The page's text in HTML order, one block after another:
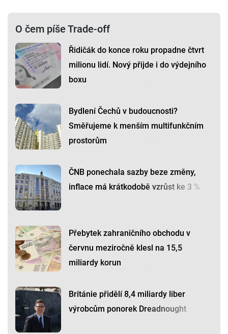
O čem píše Trade-off
Řidičák do konce roku propadne čtvrt
milionu lidí. Nový přijde i do výdejního
boxu
Bydlení Čechů v budoucnosti?
Směřujeme k menším multifunkčním
prostorům
ČNB ponechala sazby beze změny,
inflace má krátkodobě vzrůst ke 3 %
Přebytek zahraničního obchodu v
červnu meziročně klesl na 15,5
miliardy korun
Británie přidělí 8,4 miliardy liber
výrobcům ponorek Dreadnought